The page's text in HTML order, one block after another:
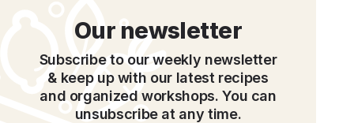
Our newsletter
Subscribe to our weekly newsletter
& keep up with our latest recipes
and organized workshops. You can
unsubscribe at any time.